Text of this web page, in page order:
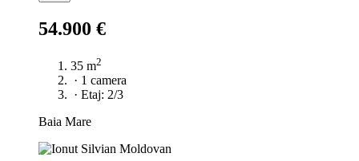
54.900 €
35 m2
· 1 camera
· Etaj: 2/3
Baia Mare